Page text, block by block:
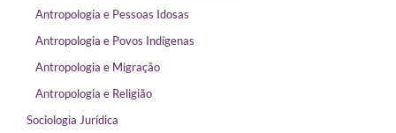
Antropologia e Pessoas Idosas
Antropologia e Povos Indígenas
Antropologia e Migração
Antropologia e Religião
Sociologia Jurídica